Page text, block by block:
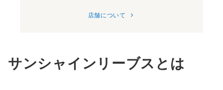
店舗について
サンシャインリーブスとは